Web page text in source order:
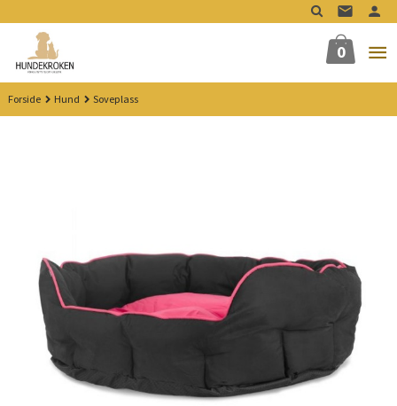
til
innholdet
0
Forside Hund Soveplass